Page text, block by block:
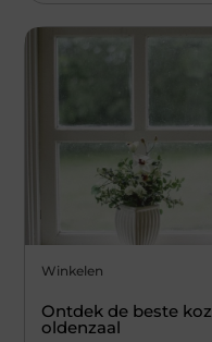
Winkelen
Ontdek de beste
oldenzaal